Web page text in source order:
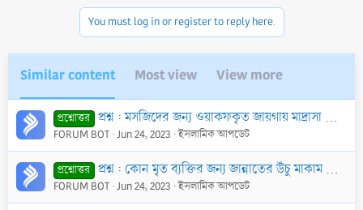
You must log in or register to reply here.
Similar content Most view View more
প্রশ্নোত্তর প্রশ্ন : মসজিদের জন্য ওয়াকফকৃত জায়গায় মাদ্রাসা নির্মাণ করা বা মসজিদের জন্য দানকৃত টাকা মাদ্রাসায় দেওয়া যাবে কী?
FORUM BOT Jun 24, 2023 ইসলামিক আপডেট
প্রশ্নোত্তর প্রশ্ন : কোন মৃত ব্যক্তির জন্য জান্নাতের উঁচু মাকাম কামনা করা যাবে কি? কেননা জান্নাতের সর্বোচ্চ মাকাম তো রাসূল (ছাঃ)-এর জন্য খাছ?
FORUM BOT Jun 24, 2023 ইসলামিক আপডেট